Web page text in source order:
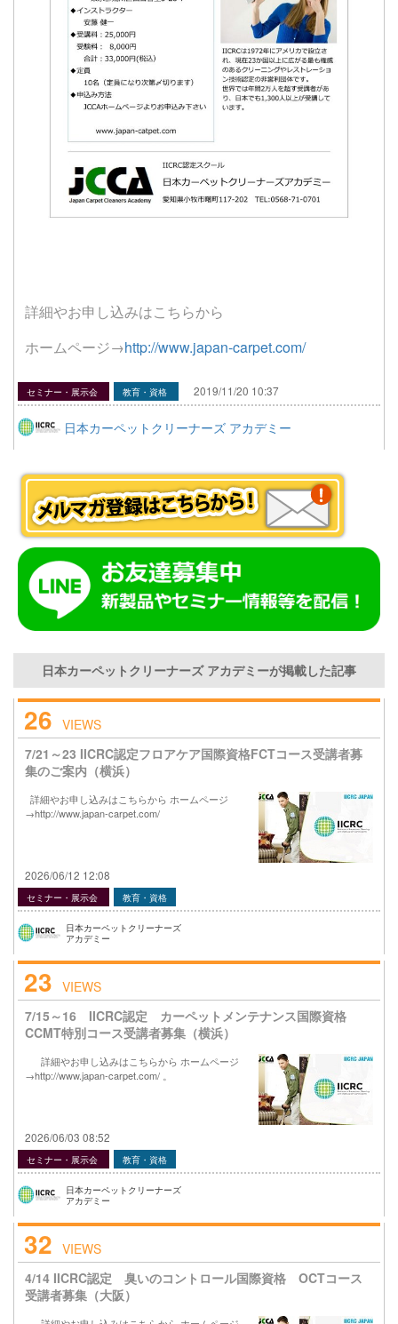
詳細やお申し込みはこちらから
ホームページ→http://www.japan-carpet.com/
セミナー・展示会 教育・資格 2019/11/20 10:37
日本カーペットクリーナーズ アカデミー
日本カーペットクリーナーズ アカデミーが掲載した記事
26 VIEWS
7/21～23 IICRC認定フロアケア国際資格FCTコース受講者募
集のご案内（横浜）
詳細やお申し込みはこちらから ホームページ
→http://www.japan-carpet.com/
2026/06/12 12:08
セミナー・展示会 教育・資格
日本カーペットクリーナーズ
アカデミー
23 VIEWS
7/15～16 IICRC認定 カーペットメンテナンス国際資格
CCMT特別コース受講者募集（横浜）
詳細やお申し込みはこちらから ホームページ
→http://www.japan-carpet.com/ 。
2026/06/03 08:52
セミナー・展示会 教育・資格
日本カーペットクリーナーズ
アカデミー
32 VIEWS
4/14 IICRC認定 臭いのコントロール国際資格 OCTコース
受講者募集（大阪）